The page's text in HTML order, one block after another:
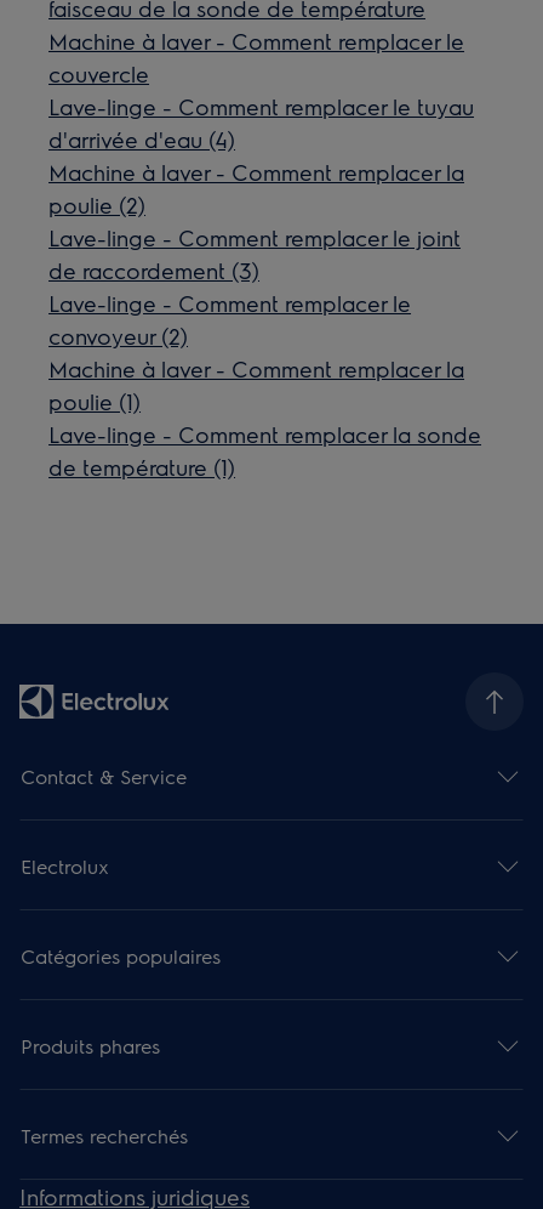
faisceau de la sonde de température
Machine à laver - Comment remplacer le
couvercle
Lave-linge - Comment remplacer le tuyau
d'arrivée d'eau (4)
Machine à laver - Comment remplacer la
poulie (2)
Lave-linge - Comment remplacer le joint
de raccordement (3)
Lave-linge - Comment remplacer le
convoyeur (2)
Machine à laver - Comment remplacer la
poulie (1)
Lave-linge - Comment remplacer la sonde
de température (1)
Contact & Service
Electrolux
Catégories populaires
Produits phares
Termes recherchés
Informations juridiques